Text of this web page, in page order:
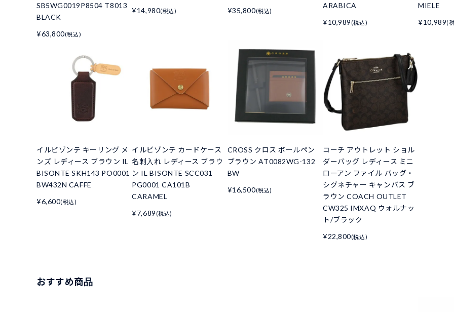
SB5WG0019P8504 T8013
BLACK
¥63,800(税込)
¥14,980(税込)
¥35,800(税込)
ARABICA
¥10,989 (税込)
MIELE
¥10,989(
イルビゾンテ キーリング メ
ンズ レディース ブラウン IL
BISONTE SKH143 PO0001
BW432N CAFFE
¥6,600(税込)
イルビゾンテ カードケース
名刺入れ レディース ブラウ
ン IL BISONTE SCC031
PG0001 CA101B
CARAMEL
¥7,689 (税込)
CROSS クロス ボールペン
ブラウン AT0082WG-132
BW
¥16,500(税込)
コーチ アウトレット ショル
ダーバッグ レディース ミニ
ローアン ファイル バッグ・
シグネチャー キャンバス ブ
ラウン COACH OUTLET
CW325 IMXAQ ウォルナッ
ト/ブラック
¥22,800(税込)
おすすめ商品